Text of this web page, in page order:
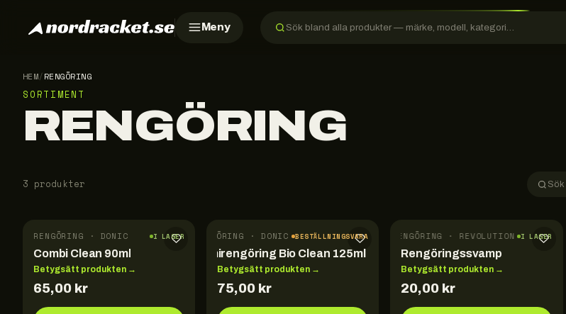
Meny
HEM/RENGÖRING
SORTIMENT
RENGÖRING
3 produkter
RENGÖRING · DONIC I LAGER
Combi Clean 90ml
Betygsätt produkten →
65,00 kr
RENGÖRING · DONIC BESTÄLLNINGSVARA
Gummirengöring Bio Clean 125ml
Betygsätt produkten →
75,00 kr
RENGÖRING · REVOLUTION I LAGER
Rengöringssvamp
Betygsätt produkten →
20,00 kr